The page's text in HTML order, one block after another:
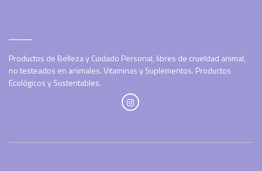
Productos de Belleza y Cuidado Personal, libres de crueldad animal,
no testeados en animales. Vitaminas y Suplementos. Productos
Ecológicos y Sustentables.